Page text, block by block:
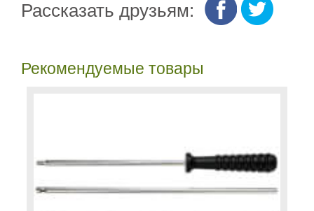
Рассказать друзьям:
Рекомендуемые товары